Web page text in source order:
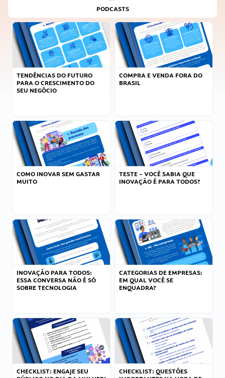
PODCASTS
TENDÊNCIAS DO FUTURO
PARA O CRESCIMENTO DO
SEU NEGÓCIO
COMPRA E VENDA FORA DO
BRASIL
COMO INOVAR SEM GASTAR
MUITO
TESTE – VOCÊ SABIA QUE
INOVAÇÃO É PARA TODOS?
INOVAÇÃO PARA TODOS:
ESSA CONVERSA NÃO É SÓ
SOBRE TECNOLOGIA
CATEGORIAS DE EMPRESAS:
EM QUAL VOCÊ SE
ENQUADRA?
CHECKLIST: ENGAJE SEU
CHECKLIST: QUESTÕES